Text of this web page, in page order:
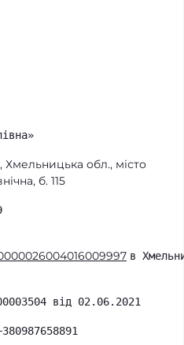
Хмельницька обл., місто
б. 115
в
від 02.06.2021